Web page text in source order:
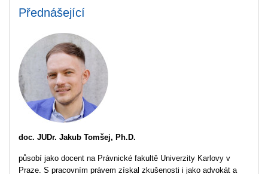
Přednášející
doc. JUDr. Jakub Tomšej, Ph.D.
působí jako docent na Právnické fakultě Univerzity Karlovy v
Praze. S pracovním právem získal zkušenosti i jako advokát a